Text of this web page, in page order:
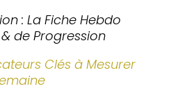
: La Fiche Hebdo
de Progression
Clés à Mesurer